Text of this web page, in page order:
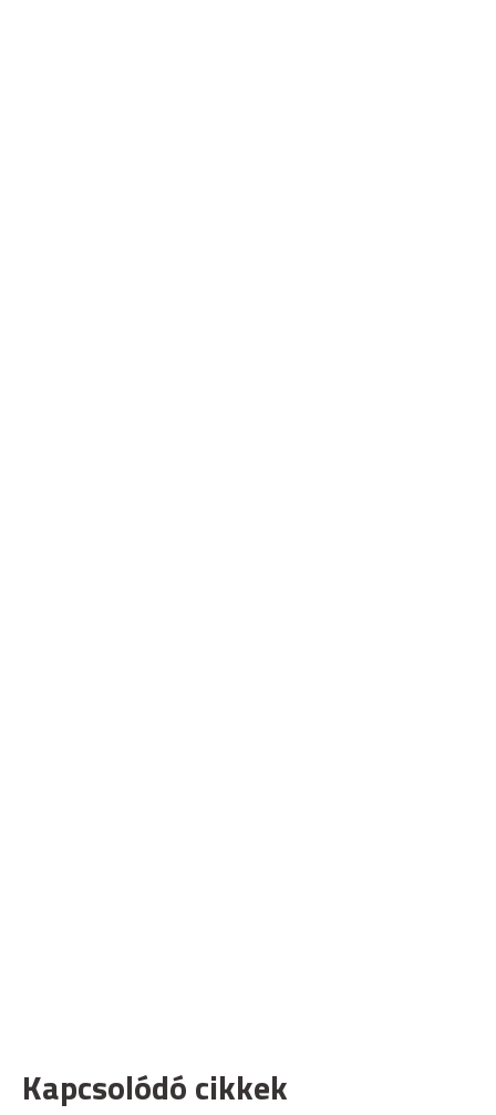
Kapcsolódó cikkek